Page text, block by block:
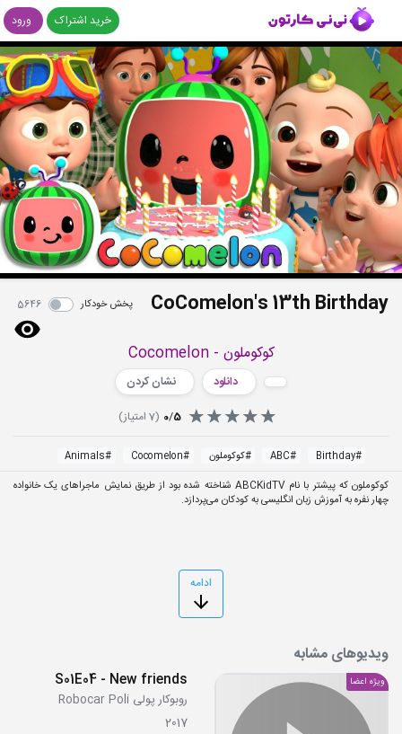
خرید اشتراک ورود
CoComelon's 13th Birthday پخش خودکار 5646
کوکوملون - Cocomelon
دانلود
نشان کردن
0/5
(
7 امتیاز)
#
Birthday
#
ABC
#کوکوملون #
Cocomelon
#
Animals
کوکوملون که پیشتر با نام ABCKidTV شناخته شده بود از طریق نمایش ماجراهای یک خانواده
چهار نفره به آموزش زبان انگلیسی به کودکان می‌پردازد.
ادامه
ویدیوهای مشابه
ویژه اعضا S01E04 - New friends
روبوکار پولی Robocar Poli
2017